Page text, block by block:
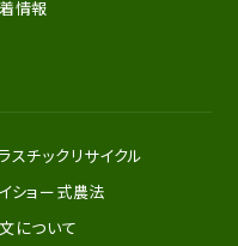
情報
スチックリサイクル
ショー式農法
について